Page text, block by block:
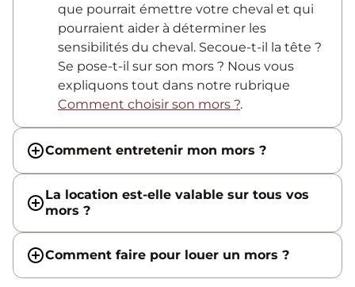
que pourrait émettre votre cheval et qui
pourraient aider à déterminer les
sensibilités du cheval. Secoue-t-il la tête ?
Se pose-t-il sur son mors ? Nous vous
expliquons tout dans notre rubrique
Comment choisir son mors ?.
Comment entretenir mon mors ?
La location est-elle valable sur tous vos
mors ?
Comment faire pour louer un mors ?